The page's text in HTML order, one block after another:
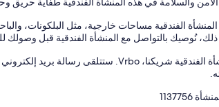
الفندقية مساحات خارجية، مثل البلكونات،
نُوصيك بالتواصل مع المنشأة الفندقية قبل وصولك
⁦1137756⁩